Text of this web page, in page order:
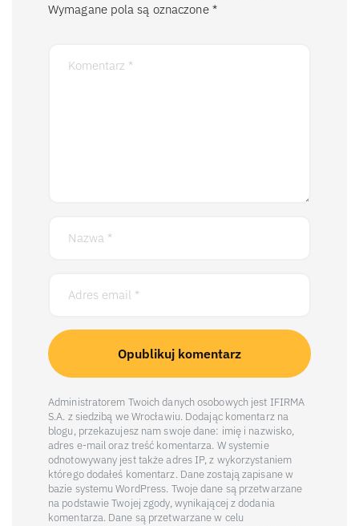
Wymagane pola są oznaczone *
Administratorem Twoich danych osobowych jest IFIRMA
S.A. z siedzibą we Wrocławiu. Dodając komentarz na
blogu, przekazujesz nam swoje dane: imię i nazwisko,
adres e-mail oraz treść komentarza. W systemie
odnotowywany jest także adres IP, z wykorzystaniem
którego dodałeś komentarz. Dane zostają zapisane w
bazie systemu WordPress. Twoje dane są przetwarzane
na podstawie Twojej zgody, wynikającej z dodania
komentarza. Dane są przetwarzane w celu